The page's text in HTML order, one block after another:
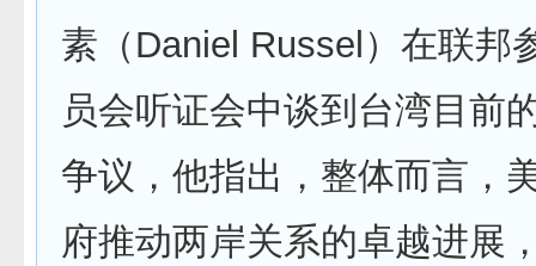
素（Daniel Russel）在联邦
员会听证会中谈到台湾目前
争议，他指出，整体而言，
府推动两岸关系的卓越进展